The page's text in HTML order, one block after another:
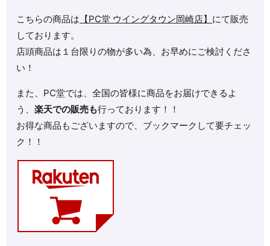
こちらの商品は 【PC堂 ウイングタウン岡崎店】 にて販売
しております。
店頭商品は１台限りの物が多い為、お早めにご検討くださ
い！
また、PC堂では、全国の皆様に商品をお届けできるよ
う、楽天での販売も行っております！！
お得な商品もございますので、ブックマークして要チェッ
ク！！